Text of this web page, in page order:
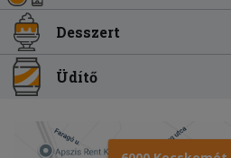
Desszert
Üdítő